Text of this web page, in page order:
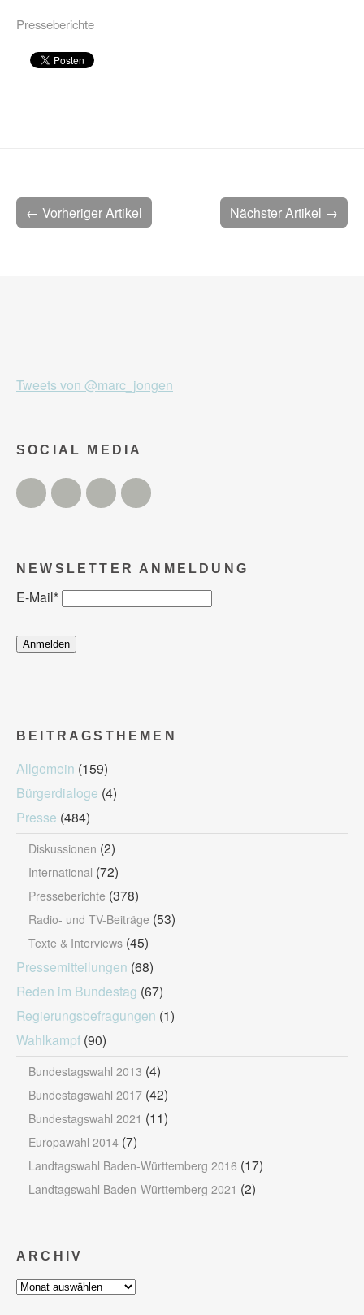
Presseberichte
Nächster Artikel →
← Vorheriger Artikel
Tweets von @marc_jongen
SOCIAL MEDIA
Twitter FacebookInstagram
NEWSLETTER ANMELDUNG
E-Mail*
BEITRAGSTHEMEN
Allgemein (159)
Bürgerdialoge (4)
Presse (484)
Diskussionen (2)
International (72)
Presseberichte (378)
Radio- und TV-Beiträge (53)
Texte & Interviews (45)
Pressemitteilungen (68)
Reden im Bundestag (67)
Regierungsbefragungen (1)
Wahlkampf (90)
Bundestagswahl 2013 (4)
Bundestagswahl 2017 (42)
Bundestagswahl 2021 (11)
Europawahl 2014 (7)
Landtagswahl Baden-Württemberg 2016 (17)
Landtagswahl Baden-Württemberg 2021 (2)
ARCHIV
Archiv